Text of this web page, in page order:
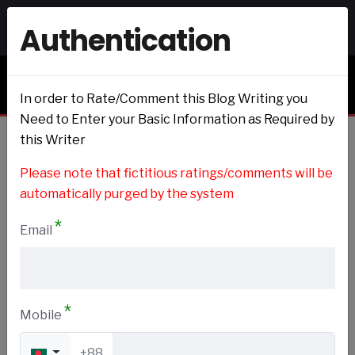
Signin Signup
Home
Authentication
In order to Rate/Comment this Blog Writing you
Need to Enter your Basic Information as Required by
this Writer
Please note that fictitious ratings/comments will be
automatically purged by the system
Email *
Mobile *